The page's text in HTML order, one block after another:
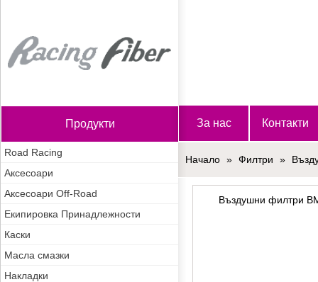
Продукти За нас Контакти
Road Racing
Аксесоари
Аксесоари Off-Road
Екипировка Принадлежности
Каски
Масла смазки
Накладки
Начало » Филтри »
Въздушни филтри